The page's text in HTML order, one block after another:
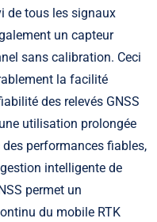
de tous les signaux
un capteur
sans calibration. Ceci
la facilité
des relevés GNSS
utilisation prolongée
performances fiables,
intelligente de
permet un
du mobile RTK